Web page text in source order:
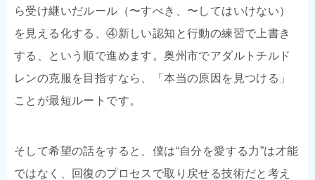
ら受け継いだルール（〜すべき、〜してはいけない）
を見える化する、④新しい認知と行動の練習で上書き
する、という順で進めます。奥州市でアダルトチルド
レンの克服を目指すなら、「本当の原因を見つける」
ことが最短ルートです。
そして希望の話をすると、僕は“自分を愛する力”は才能
ではなく、回復のプロセスで取り戻せる技術だと考え